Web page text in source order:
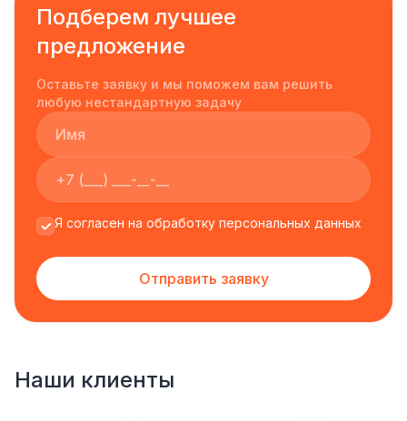
Подберем лучшее
предложение
Оставьте заявку и мы поможем вам решить
любую нестандартную задачу
Я согласен на обработку персональных данных
Отправить заявку
Наши клиенты